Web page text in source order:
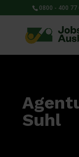
0800 - 400 77
Suhl